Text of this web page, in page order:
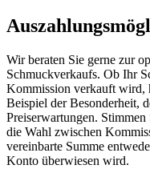
Wir beraten Sie gerne zur
Schmuckverkaufs. Ob Ihr
Kommission verkauft wird,
Beispiel der Besonderheit,
Preiserwartungen.
die Wahl zwischen
vereinbarte Summe
Konto überwiesen wird.